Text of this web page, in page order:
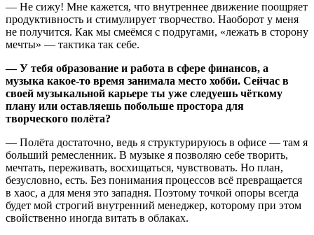
— Не сижу! Мне кажется, что внутреннее движение поощряет
продуктивность и стимулирует творчество. Наоборот у меня
не получится. Как мы смеёмся с подругами, «лежать в сторону
мечты» — тактика так себе.
— У тебя образование и работа в сфере финансов, а
музыка какое-то время занимала место хобби. Сейчас в
своей музыкальной карьере ты уже следуешь чёткому
плану или оставляешь побольше простора для
творческого полёта?
— Полёта достаточно, ведь я структурируюсь в офисе — там я
больший ремесленник. В музыке я позволяю себе творить,
мечтать, переживать, восхищаться, чувствовать. Но план,
безусловно, есть. Без понимания процессов всё превращается
в хаос, а для меня это западня. Поэтому точкой опоры всегда
будет мой строгий внутренний менеджер, которому при этом
свойственно иногда витать в облаках.